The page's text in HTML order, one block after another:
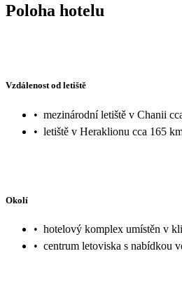
Poloha hotelu
Vzdálenost od letiště
• mezinárodní letiště v Chanii
• letiště v Heraklionu cca 165
Okolí
• hotelový komplex umístěn v
• centrum letoviska s nabídkou